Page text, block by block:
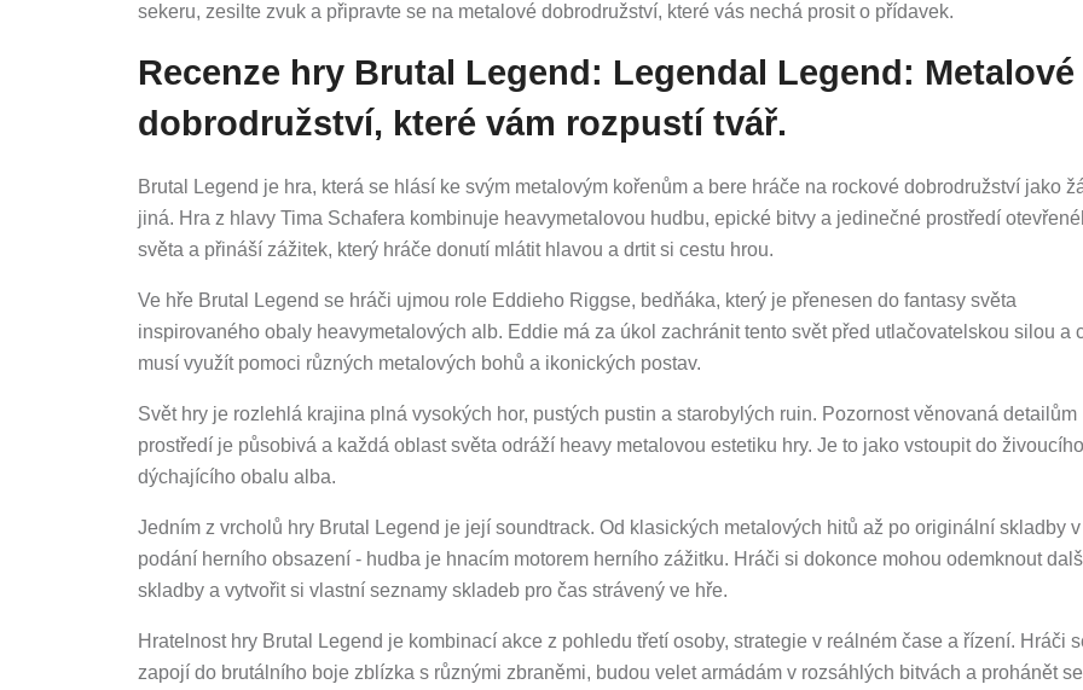
sekeru, zesilte zvuk a připravte se na metalové dobrodružství, které vás nechá prosit o přídavek.
Recenze hry Brutal Legend: Legendal Legend: Metalové
dobrodružství, které vám rozpustí tvář.
Brutal Legend je hra, která se hlásí ke svým metalovým kořenům a bere hráče na rockové dobrodružství jako
jiná. Hra z hlavy Tima Schafera kombinuje heavymetalovou hudbu, epické bitvy a jedinečné prostředí
světa a přináší zážitek, který hráče donutí mlátit hlavou a drtit si cestu hrou.
Ve hře Brutal Legend se hráči ujmou role Eddieho Riggse, bedňáka, který je přenesen do fantasy světa
inspirovaného obaly heavymetalových alb. Eddie má za úkol zachránit tento svět před utlačovatelskou silou a
musí využít pomoci různých metalových bohů a ikonických postav.
Svět hry je rozlehlá krajina plná vysokých hor, pustých pustin a starobylých ruin. Pozornost věnovaná detailům
prostředí je působivá a každá oblast světa odráží heavy metalovou estetiku hry. Je to jako vstoupit do
dýchajícího obalu alba.
Jedním z vrcholů hry Brutal Legend je její soundtrack. Od klasických metalových hitů až po originální skladby v
podání herního obsazení - hudba je hnacím motorem herního zážitku. Hráči si dokonce mohou odemknout
skladby a vytvořit si vlastní seznamy skladeb pro čas strávený ve hře.
Hratelnost hry Brutal Legend je kombinací akce z pohledu třetí osoby, strategie v reálném čase a řízení. Hráči
zapojí do brutálního boje zblízka s různými zbraněmi, budou velet armádám v rozsáhlých bitvách a prohánět se